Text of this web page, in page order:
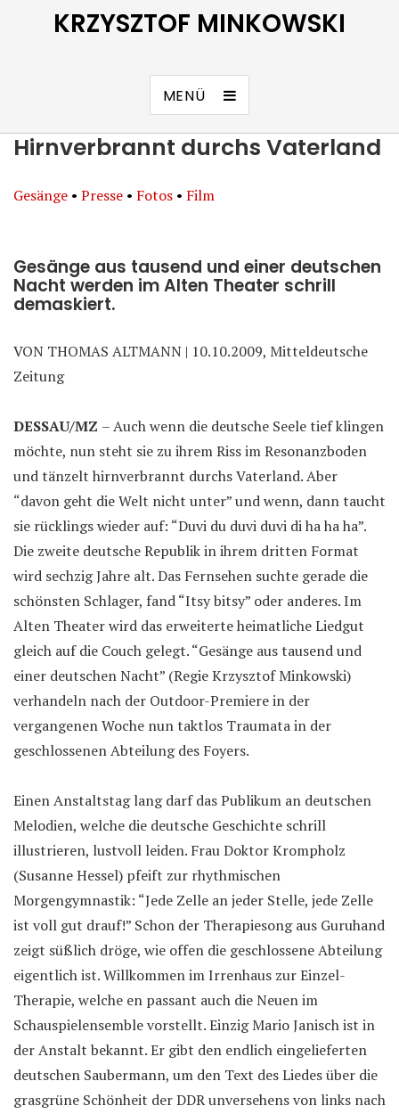
KRZYSZTOF MINKOWSKI
MENÜ
Hirnverbrannt durchs Vaterland
Gesänge • Presse • Fotos • Film
Gesänge aus tausend und einer deutschen
Nacht werden im Alten Theater schrill
demaskiert.
VON THOMAS ALTMANN | 10.10.2009, Mitteldeutsche
Zeitung
DESSAU/MZ – Auch wenn die deutsche Seele tief klingen
möchte, nun steht sie zu ihrem Riss im Resonanzboden
und tänzelt hirnverbrannt durchs Vaterland. Aber
“davon geht die Welt nicht unter” und wenn, dann taucht
sie rücklings wieder auf: “Duvi du duvi duvi di ha ha ha”.
Die zweite deutsche Republik in ihrem dritten Format
wird sechzig Jahre alt. Das Fernsehen suchte gerade die
schönsten Schlager, fand “Itsy bitsy” oder anderes. Im
Alten Theater wird das erweiterte heimatliche Liedgut
gleich auf die Couch gelegt. “Gesänge aus tausend und
einer deutschen Nacht” (Regie Krzysztof Minkowski)
verhandeln nach der Outdoor-Premiere in der
vergangenen Woche nun taktlos Traumata in der
geschlossenen Abteilung des Foyers.
Einen Anstaltstag lang darf das Publikum an deutschen
Melodien, welche die deutsche Geschichte schrill
illustrieren, lustvoll leiden. Frau Doktor Krompholz
(Susanne Hessel) pfeift zur rhythmischen
Morgengymnastik: “Jede Zelle an jeder Stelle, jede Zelle
ist voll gut drauf!” Schon der Therapiesong aus Guruhand
zeigt süßlich dröge, wie offen die geschlossene Abteilung
eigentlich ist. Willkommen im Irrenhaus zur Einzel-
Therapie, welche en passant auch die Neuen im
Schauspielensemble vorstellt. Einzig Mario Janisch ist in
der Anstalt bekannt. Er gibt den endlich eingelieferten
deutschen Saubermann, um den Text des Liedes über die
grasgrüne Schönheit der DDR unversehens von links nach